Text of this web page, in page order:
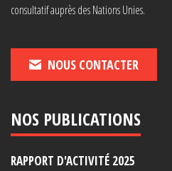
consultatif auprès des Nations Unies.
NOUS CONTACTER
NOS PUBLICATIONS
RAPPORT D'ACTIVITÉ 2025